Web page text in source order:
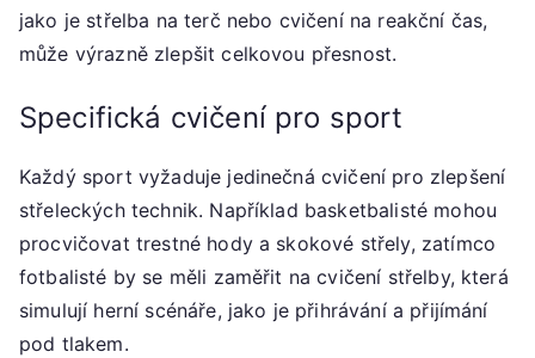
jako je střelba na terč nebo cvičení na reakční čas,
může výrazně zlepšit celkovou přesnost.
Specifická cvičení pro sport
Každý sport vyžaduje jedinečná cvičení pro zlepšení
střeleckých technik. Například basketbalisté mohou
procvičovat trestné hody a skokové střely, zatímco
fotbalisté by se měli zaměřit na cvičení střelby, která
simulují herní scénáře, jako je přihrávání a přijímání
pod tlakem.